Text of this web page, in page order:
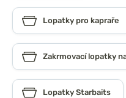
Lopatky pro kapraře
Zakrmovací lopatky
Lopatky Starbaits